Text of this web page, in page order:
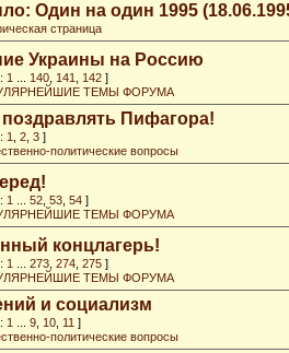
Один на один 1995
страница
Украины на Россию
1 140 141 142 ]
ТЕМЫ ФОРУМА
Пифагора!
1 2 3 ]
политические вопросы
1 52 53 54 ]
ТЕМЫ ФОРУМА
концлагерь!
1 273 274 275 ]
ТЕМЫ ФОРУМА
и социализм
1 9 10 11 ]
политические вопросы